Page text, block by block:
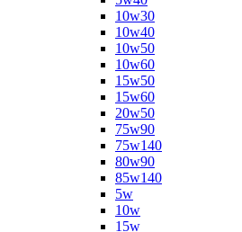
10w30
10w40
10w50
10w60
15w50
15w60
20w50
75w90
75w140
80w90
85w140
5w
10w
15w